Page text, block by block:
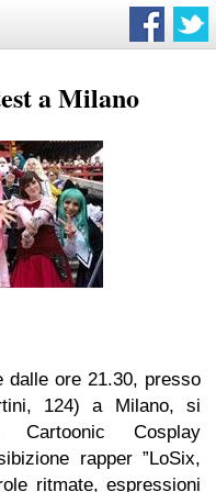
a Milano
dalle ore 21.30, presso
124) a Milano, si
Cartoonic Cosplay
rapper ”LoSix,
ritmate, espressioni